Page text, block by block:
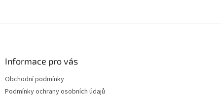
Informace pro vás
Obchodní podmínky
Podmínky ochrany osobních údajů